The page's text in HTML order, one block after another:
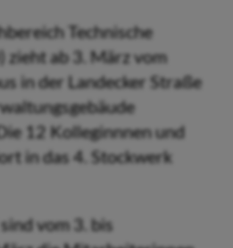
Technische
zieht ab 3. März vom
in der Landecker Straße
12 Kolleginnnen und
in das 4. Stockwerk
vom 3. bis